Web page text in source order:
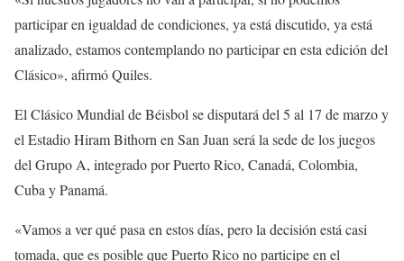
participar en igualdad de condiciones, ya está discutido, ya está
analizado, estamos contemplando no participar en esta edición del
Clásico», afirmó Quiles.
El Clásico Mundial de Béisbol se disputará del 5 al 17 de marzo y
el Estadio Hiram Bithorn en San Juan será la sede de los juegos
del Grupo A, integrado por Puerto Rico, Canadá, Colombia,
Cuba y Panamá.
«Vamos a ver qué pasa en estos días, pero la decisión está casi
tomada, que es posible que Puerto Rico no participe en el